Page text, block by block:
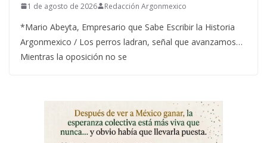
1 de agosto de 2026 Redacción Argonmexico
*Mario Abeyta, Empresario que Sabe Escribir la Historia
Argonmexico / Los perros ladran, señal que avanzamos…
Mientras la oposición no se